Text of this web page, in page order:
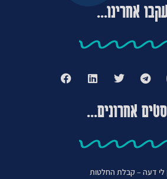
אחרינו...
אחרונים...
לי דעה – קבלת החלטות